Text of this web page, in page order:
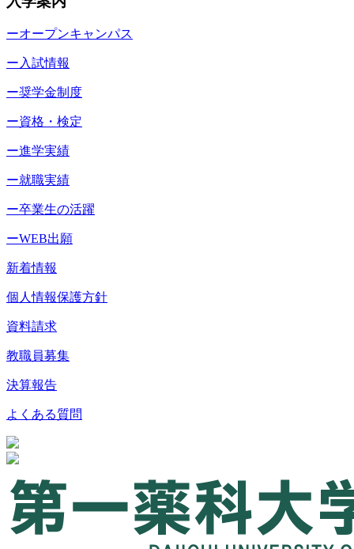
ーオープンキャンパス
ー入試情報
ー奨学金制度
ー資格・検定
ー進学実績
ー就職実績
ー卒業生の活躍
ーWEB出願
新着情報
個人情報保護方針
資料請求
教職員募集
決算報告
よくある質問